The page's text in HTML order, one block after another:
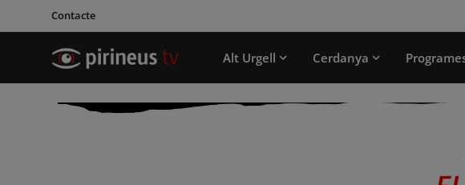
Contacte
Alt Urgell Cerdanya